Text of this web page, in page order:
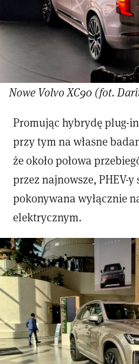
Nowe Volvo XC90 (fot.
Promując hybrydę plug-
przy tym na własne
że około połowa
przez najnowsze, PHEV-
pokonywana wyłącznie
elektrycznym.